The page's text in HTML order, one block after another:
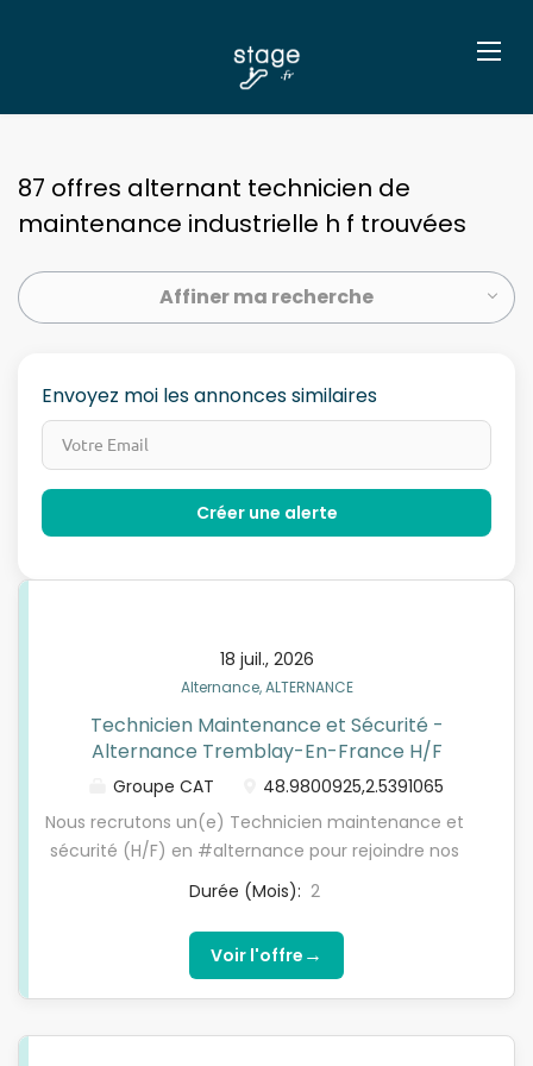
87 offres alternant technicien de
maintenance industrielle h f trouvées
Affiner ma recherche
Envoyez moi les annonces similaires
18 juil., 2026
Alternance, ALTERNANCE
Technicien Maintenance et Sécurité -
Alternance Tremblay-En-France H/F
Groupe CAT
48.9800925,2.5391065
Nous recrutons un(e) Technicien maintenance et
sécurité (H/F) en #alternance pour rejoindre nos
équipes sur notre site de Tremblay-en-France
(93). Le Groupe CAT recherche un(e) alternant(e)
en Génie Industriel & Maintenance pour
accompagner ses équipes techniques et
opérationnelles dans l'amélioration continue de ses
Durée (Mois): 2
Voir l'offre →